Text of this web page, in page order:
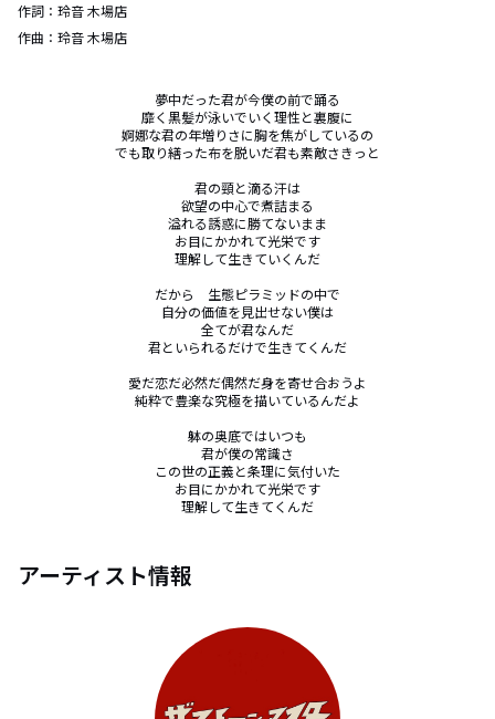
作詞： 玲音 木場店
作曲： 玲音 木場店
夢中だった君が今僕の前で踊る
靡く黒髪が泳いでいく理性と裏腹に
婀娜な君の年増りさに胸を焦がしているの
でも取り繕った布を脱いだ君も素敵さきっと
君の頸と滴る汗は
欲望の中心で煮詰まる
溢れる誘惑に勝てないまま
お目にかかれて光栄です
理解して生きていくんだ
だから　生態ピラミッドの中で
自分の価値を見出せない僕は
全てが君なんだ
君といられるだけで生きてくんだ
愛だ恋だ必然だ偶然だ身を寄せ合おうよ
純粋で豊楽な究極を描いているんだよ
躰の奥底ではいつも
君が僕の常識さ
この世の正義と条理に気付いた
お目にかかれて光栄です
理解して生きてくんだ
アーティスト情報